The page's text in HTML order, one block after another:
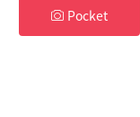
Pocket